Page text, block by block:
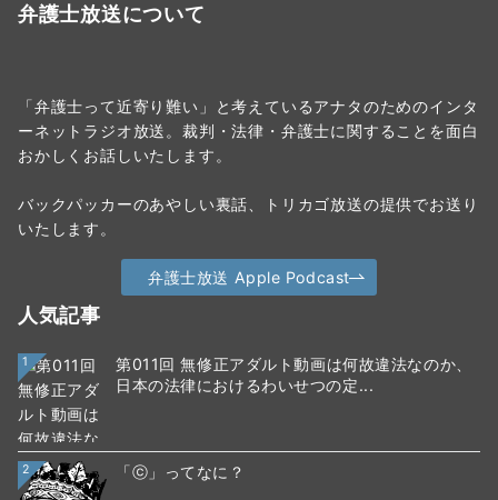
弁護士放送について
「弁護士って近寄り難い」と考えているアナタのためのインタ
ーネットラジオ放送。裁判・法律・弁護士に関することを面白
おかしくお話しいたします。
バックパッカーのあやしい裏話、トリカゴ放送の提供でお送り
いたします。
弁護士放送 Apple Podcast
人気記事
1
第011回 無修正アダルト動画は何故違法なのか、
日本の法律におけるわいせつの定...
2 「ⓒ」ってなに？